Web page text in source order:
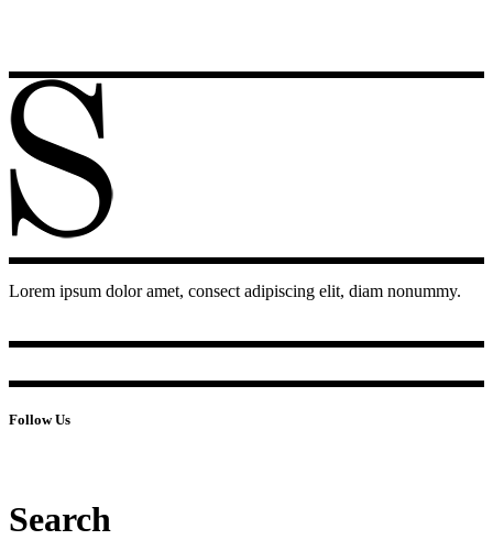
Lorem ipsum dolor amet, consect adipiscing elit, diam nonummy.
Follow Us
Search